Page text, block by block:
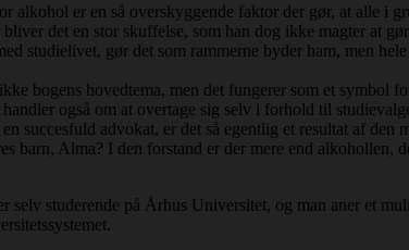
alkohol er en så overskyggende faktor der gør, at alle i
det en stor skuffelse, som han dog ikke magter at
studielivet, gør det som rammerne byder ham, men
bogens hovedtema, men det fungerer som et symbol
også om at overtage sig selv i forhold til
succesfuld advokat, er det så egentlig et resultat af
barn, Alma? I den forstand er der mere end
selv studerende på Århus Universitet, og man aner et